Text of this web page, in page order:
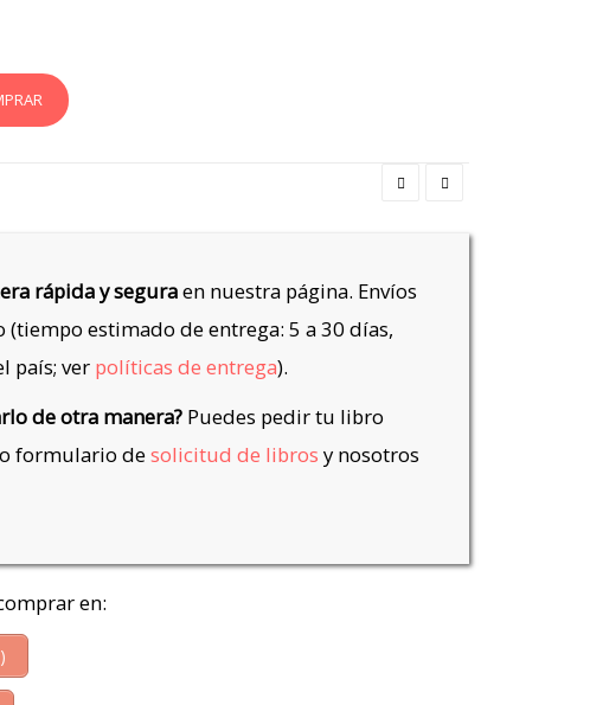
rápida y seguraen nuestra página. Envíos
estimado de entrega: 5 a 30 días,
país; ver políticas de entrega).
de otra manera?Puedes pedir tu libro
formulario desolicitud de libros y nosotros
en: